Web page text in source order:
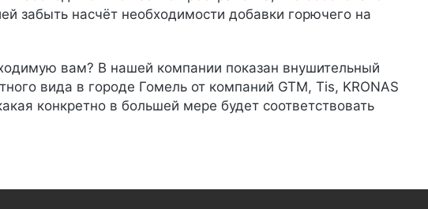
забыть насчёт необходимости добавки горючего на
вам? В нашей компании показан внушительный
вида в городе Гомель от компаний GTM, Tis, KRONAS
конкретно в большей мере будет соответствовать